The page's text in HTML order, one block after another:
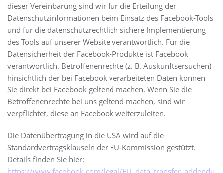
dieser Vereinbarung sind wir für die Erteilung der
Datenschutzinformationen beim Einsatz des Facebook-Tools
und für die datenschutzrechtlich sichere Implementierung
des Tools auf unserer Website verantwortlich. Für die
Datensicherheit der Facebook-Produkte ist Facebook
verantwortlich. Betroffenenrechte (z. B. Auskunftsersuchen)
hinsichtlich der bei Facebook verarbeiteten Daten können
Sie direkt bei Facebook geltend machen. Wenn Sie die
Betroffenenrechte bei uns geltend machen, sind wir
verpflichtet, diese an Facebook weiterzuleiten.
Die Datenübertragung in die USA wird auf die
Standardvertragsklauseln der EU-Kommission gestützt.
Details finden Sie hier:
https://www.facebook.com/legal/EU_data_transfer_addendu